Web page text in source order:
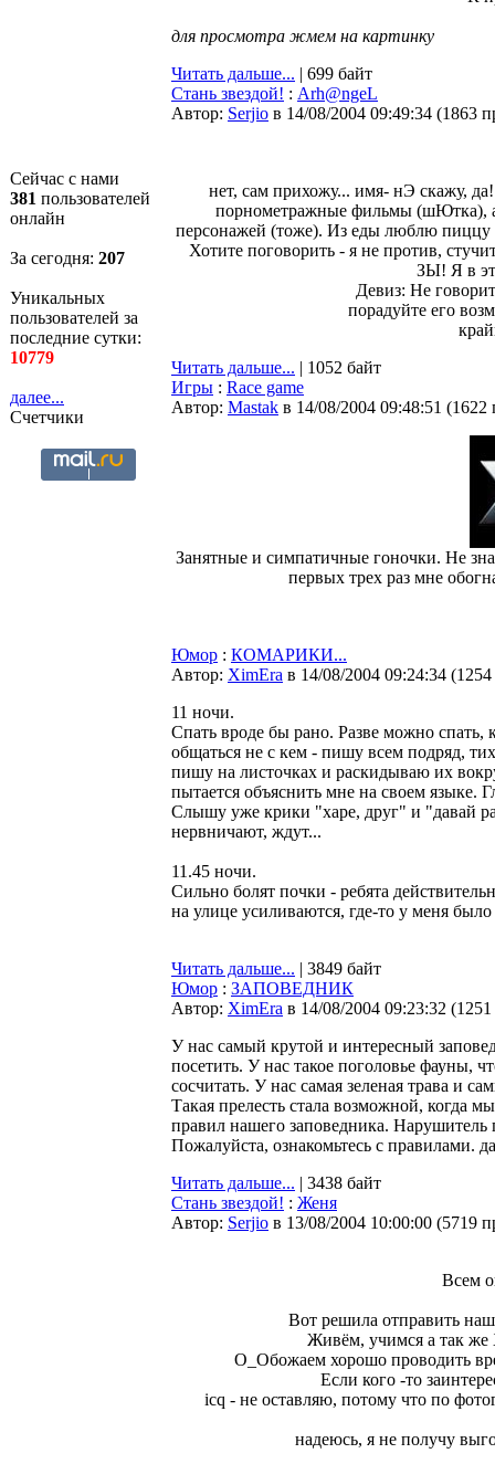
Сейчас с нами
381 пользователей
онлайн
За сегодня: 207
Уникальных
пользователей за
последние сутки:
10779
далее...
Счетчики
для просмотра жмем на картинку
Читать дальше... | 699 байт
Стань звездой! : Arh@ngeL
Автор: Serjio в 14/08/2004 09:49:34 (1863
нет, сам прихожу... имя- нЭ скажу,
порнометражные фильмы (шЮтка),
персонажей (тоже). Из еды люблю пиццу
Хотите поговорить - я не против,
ЗЫ! Я в
Девиз: Не
порадуйте его
Читать дальше... | 1052 байт
Игры : Race game
Автор: Мastak в 14/08/2004 09:48:51 (1622
Занятные и симпатичные гоночки. Не
первых трех раз мне
Юмор : КОМАРИКИ...
Автор: XimEra в 14/08/2004 09:24:34 (
11 ночи.
Спать вроде бы рано. Разве можно спать,
общаться не с кем - пишу всем подряд,
пишу на листочках и раскидываю их
пытается объяснить мне на своем языке.
Слышу уже крики "харе, друг" и "давай
нервничают, ждут...
11.45 ночи.
Сильно болят почки - ребята
на улице усиливаются, где-то у меня
Читать дальше... | 3849 байт
Юмор : ЗАПОВЕДНИК
Автор: XimEra в 14/08/2004 09:23:32 (
У нас самый крутой и интересный
посетить. У нас такое поголовье фауны,
сосчитать. У нас самая зеленая трава и
Такая прелесть стала возможной, когда
правил нашего заповедника. Нарушитель
Пожалуйста, ознакомьтесь с правилами.
Читать дальше... | 3438 байт
Стань звездой! : Женя
Автор: Serjio в 13/08/2004 10:00:00 (5719
Всем
Вот решила отправить
Живём, учимся а так же
О_Обожаем хорошо проводить
Если кого -то
icq - не оставляю, потому что по
надеюсь, я не получу